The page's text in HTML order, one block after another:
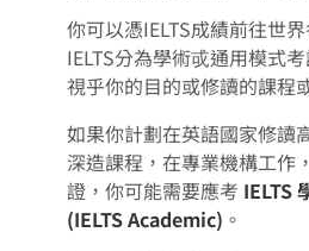
你可以憑IELTS成績前往世
IELTS分為學術戓通用模式
視乎你的目的或修讀的課程
如果你計劃在英語國家修讀
深造課程，在專業機構工作
證，你可能需要應考 IELTS
(IELTS Academic) 。